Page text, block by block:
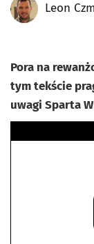
Leon
Pora na
tym tekście
uwagi Sparta